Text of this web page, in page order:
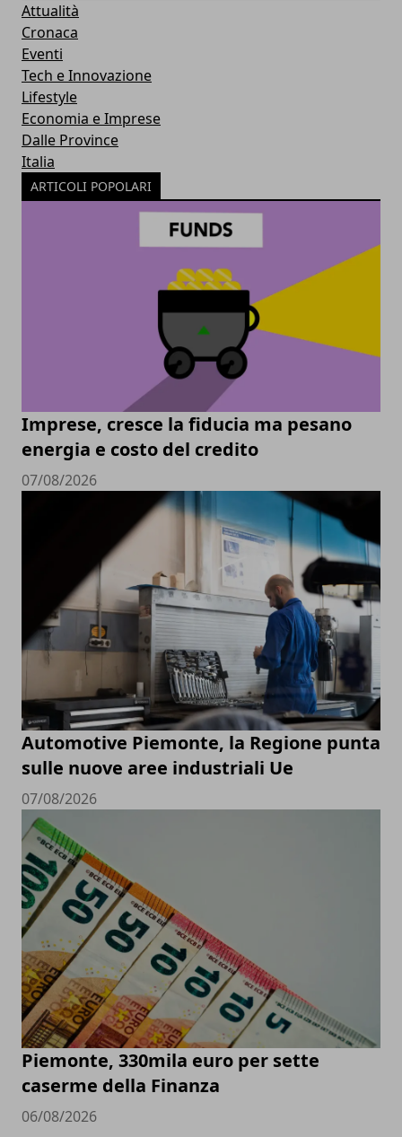
Attualità
Cronaca
Eventi
Tech e Innovazione
Lifestyle
Economia e Imprese
Dalle Province
Italia
ARTICOLI POPOLARI
Imprese, cresce la fiducia ma pesano
energia e costo del credito
07/08/2026
Automotive Piemonte, la Regione punta
sulle nuove aree industriali Ue
07/08/2026
Piemonte, 330mila euro per sette
caserme della Finanza
06/08/2026